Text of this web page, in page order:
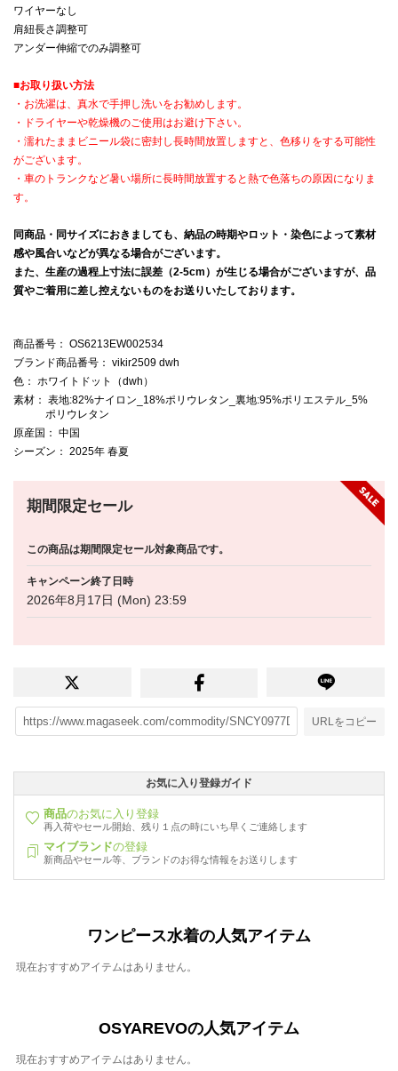
ワイヤーなし
肩紐長さ調整可
アンダー伸縮でのみ調整可
■お取り扱い方法
・お洗濯は、真水で手押し洗いをお勧めします。
・ドライヤーや乾燥機のご使用はお避け下さい。
・濡れたままビニール袋に密封し長時間放置しますと、色移りをする可能性
がございます。
・車のトランクなど暑い場所に長時間放置すると熱で色落ちの原因になりま
す。
同商品・同サイズにおきましても、納品の時期やロット・染色によって素材
感や風合いなどが異なる場合がございます。
また、生産の過程上寸法に誤差（2-5cm）が生じる場合がございますが、品
質やご着用に差し控えないものをお送りいたしております。
商品番号 ： OS6213EW002534
ブランド商品番号 ： vikir2509 dwh
色 ： ホワイトドット（dwh）
素材 ： 表地:82%ナイロン_18%ポリウレタン_裏地:95%ポリエステル_5%
ポリウレタン
原産国 ： 中国
シーズン ： 2025年 春夏
期間限定セール
この商品は期間限定セール対象商品です。
キャンペーン終了日時
2026年8月17日 (Mon) 23:59
URLをコピー
お気に入り登録ガイド
商品のお気に入り登録
再入荷やセール開始、残り１点の時にいち早くご連絡します
マイブランドの登録
新商品やセール等、ブランドのお得な情報をお送りします
ワンピース水着の人気アイテム
現在おすすめアイテムはありません。
OSYAREVOの人気アイテム
現在おすすめアイテムはありません。